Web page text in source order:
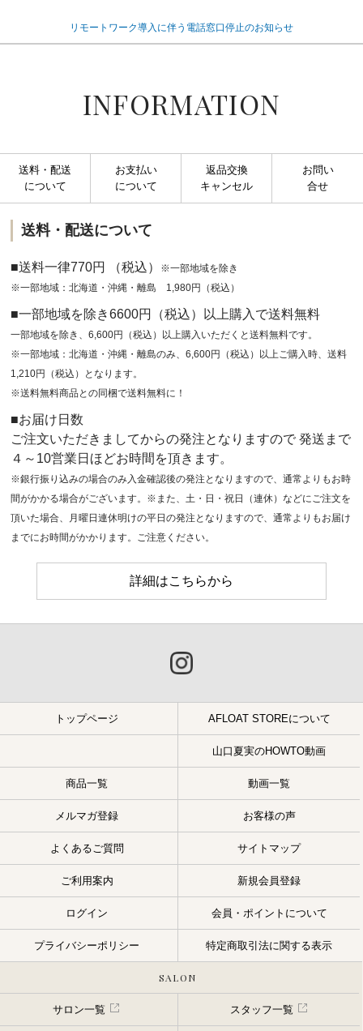
リモートワーク導入に伴う電話窓口停止のお知らせ
INFORMATION
送料・配送
について
お支払い
について
返品交換
キャンセル
お問い
合せ
送料・配送について
■送料一律770円 （税込）
※一部地域を除き
※一部地域：北海道・沖縄・離島 1,980円（税込）
■一部地域を除き6600円（税込）以上購入で送料無料
一部地域を除き、6,600円（税込）以上購入いただくと送料無料です。
※一部地域：北海道・沖縄・離島のみ、6,600円（税込）以上ご購入時、送料
1,210円（税込）となります。
※送料無料商品との同梱で送料無料に！
■お届け日数
ご注文いただきましてからの発注となりますので 発送まで
４～10営業日ほどお時間を頂きます。
※銀行振り込みの場合のみ入金確認後の発注となりますので、通常よりもお時
間がかかる場合がございます。※また、土・日・祝日（連休）などにご注文を
頂いた場合、月曜日連休明けの平日の発注となりますので、通常よりもお届け
までにお時間がかかります。ご注意ください。
詳細はこちらから
トップページ AFLOAT STOREについて
山口夏実のHOWTO動画
商品一覧 動画一覧
メルマガ登録 お客様の声
よくあるご質問 サイトマップ
ご利用案内 新規会員登録
ログイン 会員・ポイントについて
プライバシーポリシー 特定商取引法に関する表示
SALON
サロン一覧 スタッフ一覧